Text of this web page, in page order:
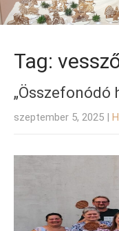
Tag:
„Összefonódó
szeptember 5, 2025 |